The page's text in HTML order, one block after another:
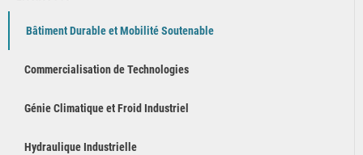
Bâtiment Durable et Mobilité Soutenable
Commercialisation de Technologies
Génie Climatique et Froid Industriel
Hydraulique Industrielle